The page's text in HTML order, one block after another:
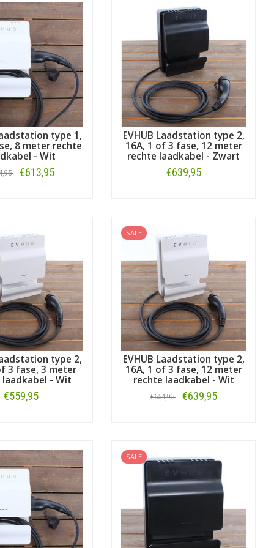
Veel modellen ondersteunen
te vervangen.
laden.
type 1,
8 meter rechte
- Wit
€613,95
EVHUB Laadstation type 2,
16A, 1 of 3 fase, 12 meter
rechte laadkabel - Zwart
€639,95
type 2,
3 fase, 3 meter
laadkabel - Wit
€559,95
SALE
EVHUB Laadstation type 2,
16A, 1 of 3 fase, 12 meter
rechte laadkabel - Wit
€654,95 €639,95
SALE